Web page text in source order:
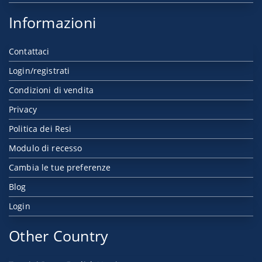
Informazioni
Contattaci
Login/registrati
Condizioni di vendita
Privacy
Politica dei Resi
Modulo di recesso
Cambia le tue preferenze
Blog
Login
Other Country